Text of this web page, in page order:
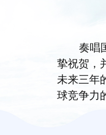
奏唱
挚祝贺，
未来三年
球竞争力